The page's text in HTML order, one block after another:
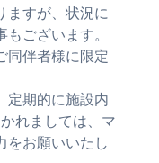
ますが、状況に
ございます。
同伴者様に限定
定期的に施設内
れましては、マ
をお願いいたし